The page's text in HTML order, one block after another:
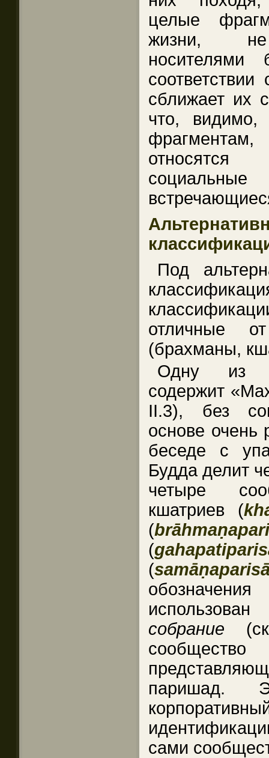
целые
жизни, не
носителями
сближает их
что,
Под
отличные
(брахманы,
Одну из
содержит
II.3), без
основе очень
беседе с
Будда делит
четыре
кшатриев (
(
(
(
собрание
паришад.
сами